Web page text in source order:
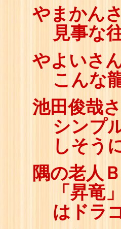
やまかん
見事な
やよいさん
こんな
池田俊哉さ
シンプ
しそう
隅の老人
「昇竜
はドラ